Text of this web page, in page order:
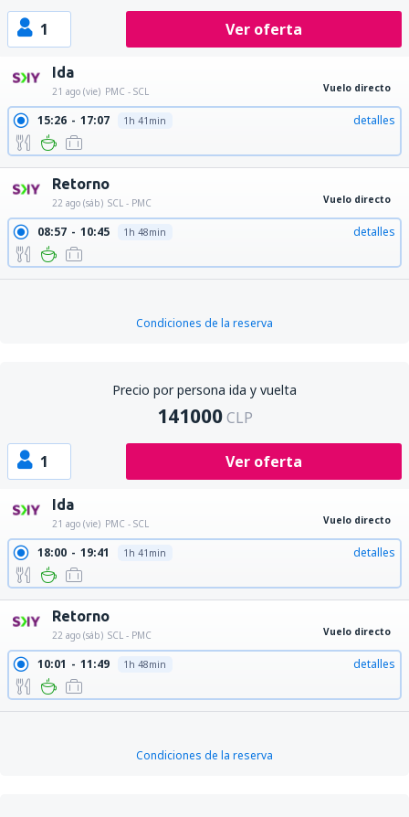
1 Ver oferta
Ida
21 ago (vie) PMC - SCL Vuelo directo
15:26 17:07 1h 41min detalles
Retorno
22 ago (sáb) SCL - PMC Vuelo directo
08:57 10:45 1h 48min detalles
Condiciones de la reserva
Precio por persona ida y vuelta
141000 CLP
1 Ver oferta
Ida
21 ago (vie) PMC - SCL Vuelo directo
18:00 19:41 1h 41min detalles
Retorno
22 ago (sáb) SCL - PMC Vuelo directo
10:01 11:49 1h 48min detalles
Condiciones de la reserva